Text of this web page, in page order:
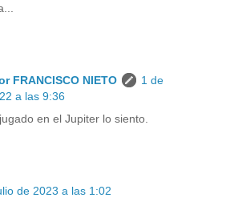
FRANCISCO NIETO
1 de
a las 9:36
en el Jupiter lo siento.
de 2023 a las 1:02